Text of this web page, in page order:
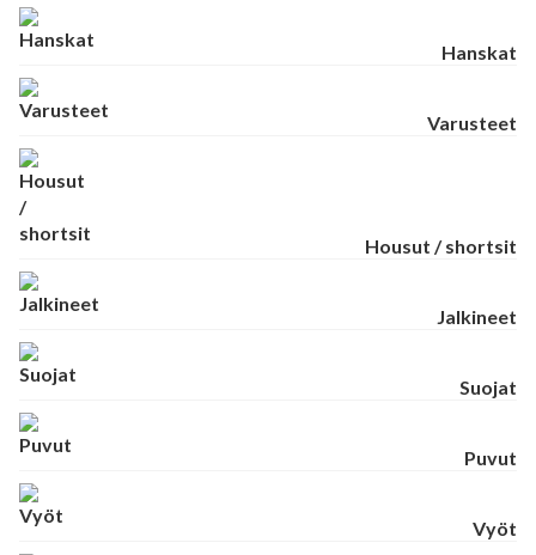
Hanskat
Varusteet
Housut / shortsit
Jalkineet
Suojat
Puvut
Vyöt